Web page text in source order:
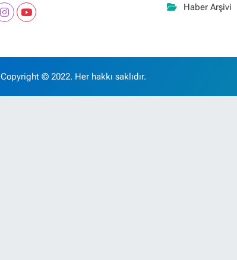
Haber Arşivi
Copyright © 2022. Her hakkı saklıdır.